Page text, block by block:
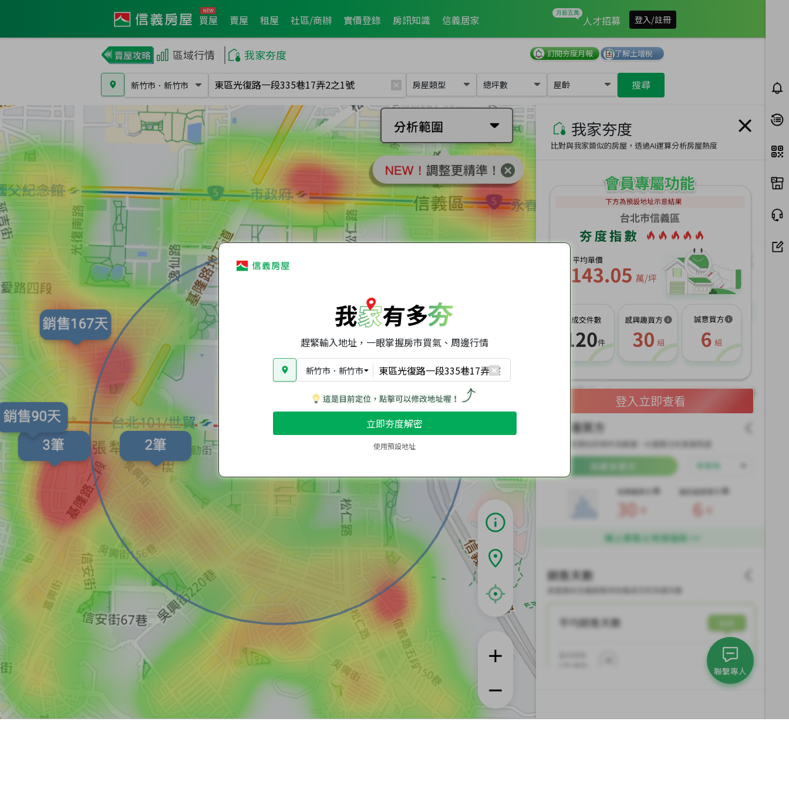
買屋 賣屋 租屋 社區/商辦 實價登錄 房訊知識 信義居家 人才招募 登入/註冊
區域行情 我家夯度 訂閱夯度月報 了解土增稅
新竹市 ． 新竹市 房屋類型 總坪數 屋齡 搜尋
趕緊輸入地址，一眼掌握房市買氣、周邊行情
新竹市 ． 新竹市
立即夯度解密
使用預設地址
我家夯度
比對與我家類似的房屋，透過AI運算分析房屋熱度
登入立即查看
聯繫專人